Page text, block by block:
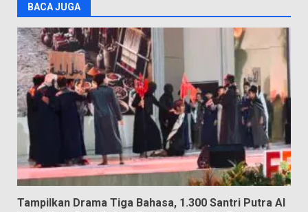
BACA JUGA
Tampilkan Drama Tiga Bahasa, 1.300 Santri Putra Al